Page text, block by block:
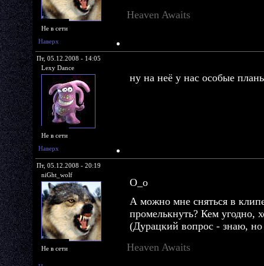
Не в сети
Heaven Awaits
Наверх
Пт, 05.12.2008 - 14:05
Lexy Dance
Не в сети
ну на неё у нас особые
Наверх
Пт, 05.12.2008 - 20:19
niGht_wolf
Не в сети
О_о
А можно мне сняться в
промелькнуть? Кем угодно,
(Дурацкий вопрос - знаю,
Heaven Awaits